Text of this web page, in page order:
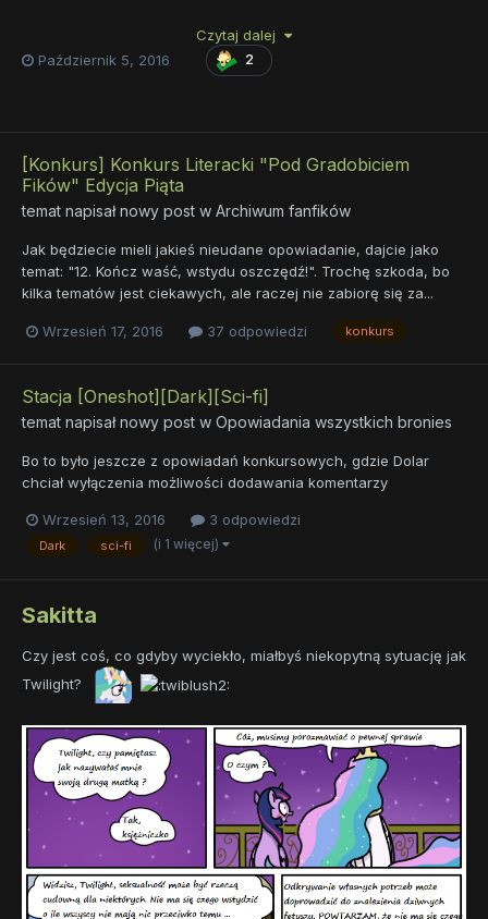
Czytaj dalej
Październik 5, 2016
2
[Konkurs] Konkurs Literacki "Pod Gradobiciem
Fików" Edycja Piąta
temat napisał nowy post w Archiwum fanfików
Jak będziecie mieli jakieś nieudane opowiadanie, dajcie jako
temat: "12. Kończ waść, wstydu oszczędź!". Trochę szkoda, bo
kilka tematów jest ciekawych, ale raczej nie zabiorę się za...
Wrzesień 17, 2016 37 odpowiedzi konkurs
Stacja [Oneshot][Dark][Sci-fi]
temat napisał nowy post w Opowiadania wszystkich bronies
Bo to było jeszcze z opowiadań konkursowych, gdzie Dolar
chciał wyłączenia możliwości dodawania komentarzy
Wrzesień 13, 2016 3 odpowiedzi
Dark sci-fi (i 1 więcej)
Sakitta
Czy jest coś, co gdyby wyciekło, miałbyś niekopytną sytuację jak
Twilight?